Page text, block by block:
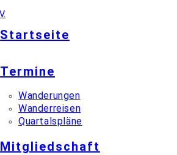
Startseite
Termine
Wanderungen
Wanderreisen
Quartalspläne
Mitgliedschaft